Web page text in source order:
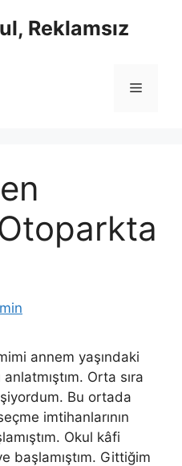
Reklamsız
Menü
annem yaşındaki
Orta sıra
Bu ortada
imtihanlarının
Okul kâfi
başlamıştım. Gittiğim